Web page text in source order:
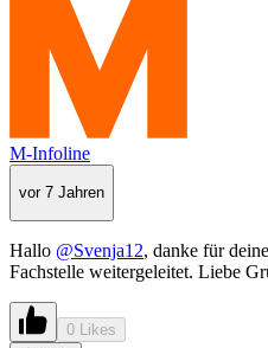
M-Infoline
vor 7 Jahren
Hallo @Svenja12, danke für
Fachstelle weitergeleitet. Liebe
0 Likes